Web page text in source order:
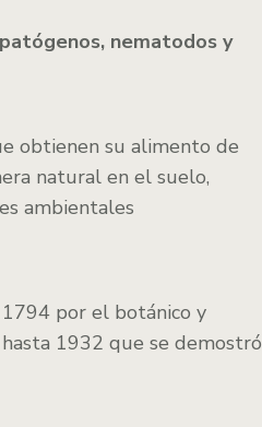
nematodos y
obtienen su alimento de
natural en el suelo,
ambientales
por el botánico y
1932 que se demostró